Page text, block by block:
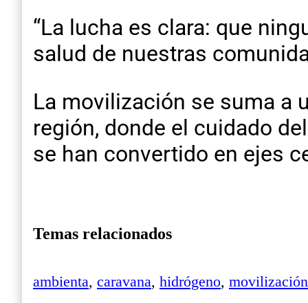
“La lucha es clara: que
salud de nuestras
La movilización se suma a
región, donde el cuidado
se han convertido en ejes
Temas relacionados
ambienta, caravana, hidrógeno, movilización